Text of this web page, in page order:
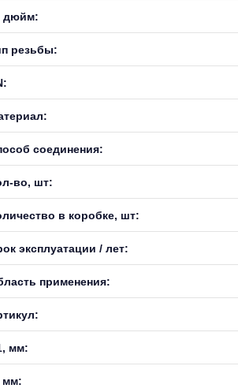
дюйм:
резьбы:
соединения:
во, шт:
в коробке, шт:
эксплуатации / лет:
применения:
мм:
мм: